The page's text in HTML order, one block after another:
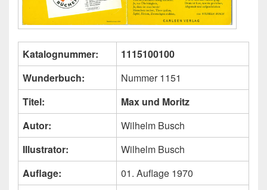
Katalognummer:
1115100100
Wunderbuch:
Nummer 1151
Titel:
Max und Moritz
Autor:
Wilhelm Busch
Illustrator:
Wilhelm Busch
Auflage:
01. Auflage 1970